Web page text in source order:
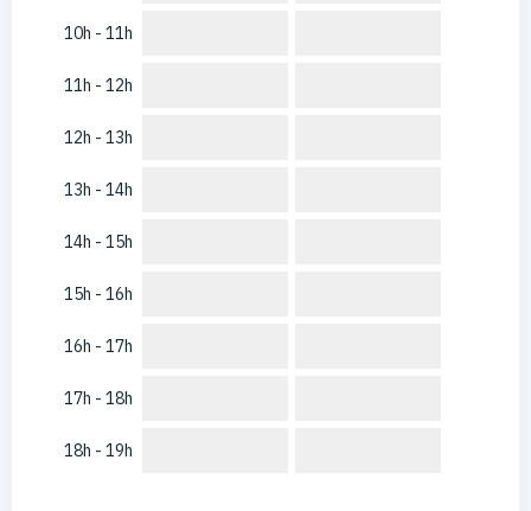
10h - 11h
11h - 12h
12h - 13h
13h - 14h
14h - 15h
15h - 16h
16h - 17h
17h - 18h
18h - 19h